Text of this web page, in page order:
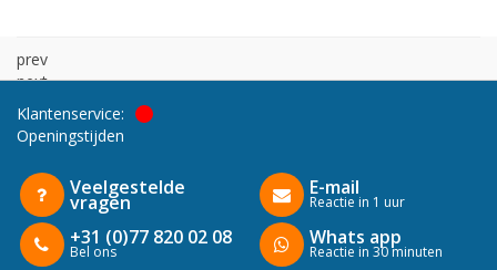
prev
next
Klantenservice:
Openingstijden
Veelgestelde
vragen
+31 (0)77 820 02 08
Bel ons
E-mail
Reactie in 1 uur
Whats app
Reactie in 30 minuten